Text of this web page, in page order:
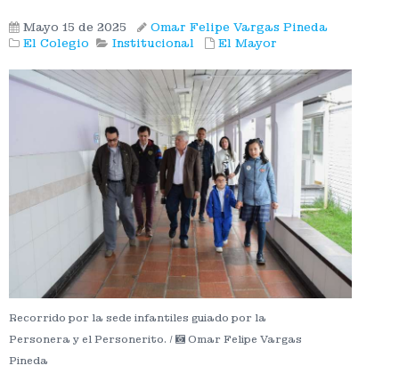
Mayo 15 de 2025
Omar Felipe Vargas Pineda
El Colegio
Institucional El Mayor
Recorrido por la sede infantiles guiado por la
Personera y el Personerito. /
Omar Felipe Vargas
Pineda